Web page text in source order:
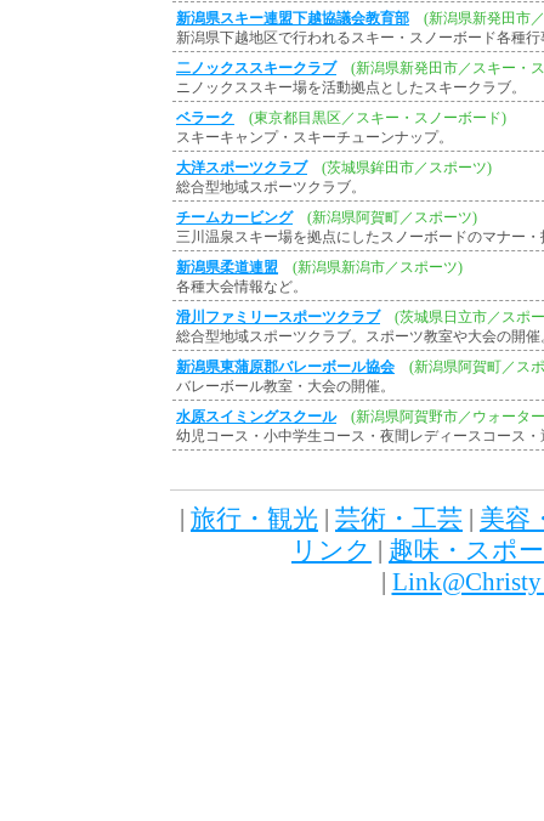
新潟県スキー連盟下越協議会教育部
(新潟県新発田市
新潟県下越地区で行われるスキー・スノーボード各種
二ノックススキークラブ
(新潟県新発田市／スキー・
ニノックススキー場を活動拠点としたスキークラブ。
ベラーク
(東京都目黒区／スキー・スノーボード)
スキーキャンプ・スキーチューンナップ。
大洋スポーツクラブ
(茨城県鉾田市／スポーツ)
総合型地域スポーツクラブ。
チームカービング
(新潟県阿賀町／スポーツ)
三川温泉スキー場を拠点にしたスノーボードのマナー
新潟県柔道連盟
(新潟県新潟市／スポーツ)
各種大会情報など。
滑川ファミリースポーツクラブ
(茨城県日立市／スポ
総合型地域スポーツクラブ。スポーツ教室や大会の開催
新潟県東蒲原郡バレーボール協会
(新潟県阿賀町／ス
バレーボール教室・大会の開催。
水原スイミングスクール
(新潟県阿賀野市／ウォータ
幼児コース・小中学生コース・夜間レディースコース
| 旅行・観光 | 芸術・工芸 | 美容
リンク | 趣味・スポ
|